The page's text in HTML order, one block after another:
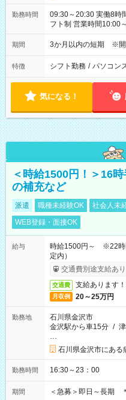
勤務時間
09:30～20:30 実働8時間 休憩1.5時間 営業時間に合わせたシ
フト制 営業時間10:00
期間 3か月以内の短期 ※開
特徴 シフト勤務 / パソコン
気になる！
＜時給1500円！＞16
の補充など
派遣 職種未経験OK 社会人未
WEB登録・面接OK
給与
時給1500円～ ※22時
定内）
交通費別途支給あり
交通費 支給あります
月収例 20～25万円
勤務地
石川県金沢市
金沢駅から車15分 /
…
石川県金沢市にある
勤務時間 16:30～23：00
期間 ＜急募＞即日～長期